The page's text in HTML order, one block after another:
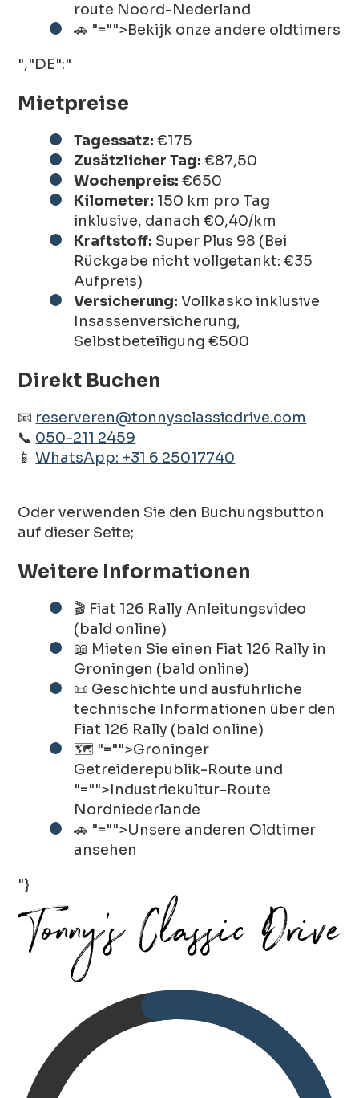
route Noord-Nederland
🚗 "="">Bekijk onze andere oldtimers
","DE":"
Mietpreise
Tagessatz: €175
Zusätzlicher Tag: €87,50
Wochenpreis: €650
Kilometer: 150 km pro Tag
inklusive, danach €0,40/km
Kraftstoff: Super Plus 98 (Bei
Rückgabe nicht vollgetankt: €35
Aufpreis)
Versicherung: Vollkasko inklusive
Insassenversicherung,
Selbstbeteiligung €500
Direkt Buchen
📧 reserveren@tonnysclassicdrive.com
📞 050-211 2459
📱WhatsApp: +31 6 25017740
Oder verwenden Sie den Buchungsbutton
auf dieser Seite;
Weitere Informationen
🎬 Fiat 126 Rally Anleitungsvideo
(bald online)
📖 Mieten Sie einen Fiat 126 Rally in
Groningen (bald online)
📜 Geschichte und ausführliche
technische Informationen über den
Fiat 126 Rally (bald online)
🗺️ "="">Groninger
Getreiderepublik-Route und
"="">Industriekultur-Route
Nordniederlande
🚗 "="">Unsere anderen Oldtimer
ansehen
"}